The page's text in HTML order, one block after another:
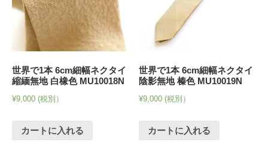
世界で1本 6cm細幅ネクタイ
縮緬無地 白橡色 MU10018N
¥9,000 (税別）
カートに入れる
世界で1本 6cm細幅ネクタイ
陰影無地 榛色 MU10019N
¥9,000 (税別）
カートに入れる